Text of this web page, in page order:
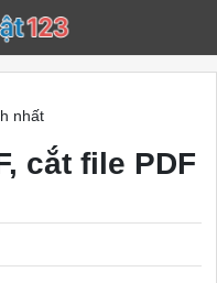
nhất
cắt file PDF